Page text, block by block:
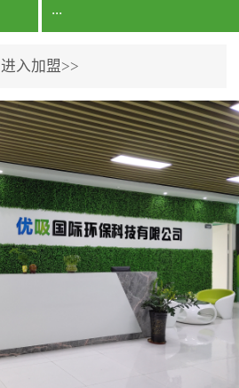
...
专利保护优势、双甲资质
企业（“室内环境净化治理
甲级施工资质”“室内环境
污染治理资质等级证
书”）、拥有多名高级《环
境工程高级工程师》室内
空气治理资格认证的治理
人员、掌握室内空气净化
治理实用技术和五项专利
技术、八项计算机软件著
作权登记证书等。研发实
进入加盟>>